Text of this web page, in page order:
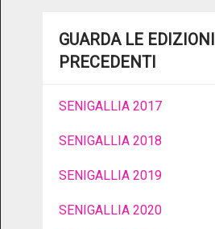
GUARDA LE EDIZIONI
PRECEDENTI
SENIGALLIA 2017
SENIGALLIA 2018
SENIGALLIA 2019
SENIGALLIA 2020